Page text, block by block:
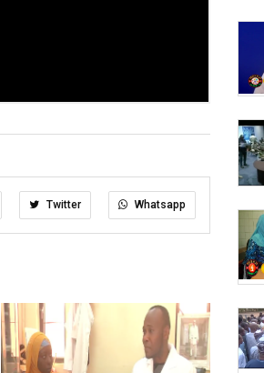
Twitter Whatsapp